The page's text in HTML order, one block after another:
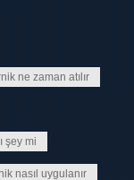
ne zaman atılır
şey mi
nasıl uygulanır